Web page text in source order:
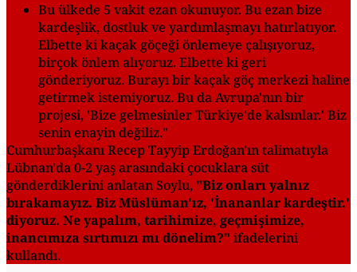
Bu ülkede 5 vakit ezan okunuyor. Bu ezan bize
kardeşlik, dostluk ve yardımlaşmayı hatırlatıyor.
Elbette ki kaçak göçeği önlemeye çalışıyoruz,
birçok önlem alıyoruz. Elbette ki geri
gönderiyoruz. Burayı bir kaçak göç merkezi haline
getirmek istemiyoruz. Bu da Avrupa'nın bir
projesi, 'Bize gelmesinler Türkiye'de kalsınlar.' Biz
senin enayin değiliz."
Cumhurbaşkanı Recep Tayyip Erdoğan'ın talimatıyla
Lübnan'da 0-2 yaş arasındaki çocuklara süt
gönderdiklerini anlatan Soylu, "Biz onları yalnız
bırakamayız. Biz Müslüman'ız, 'İnananlar kardeştir.'
diyoruz. Ne yapalım, tarihimize, geçmişimize,
inancımıza sırtımızı mı dönelim?" ifadelerini
kullandı.